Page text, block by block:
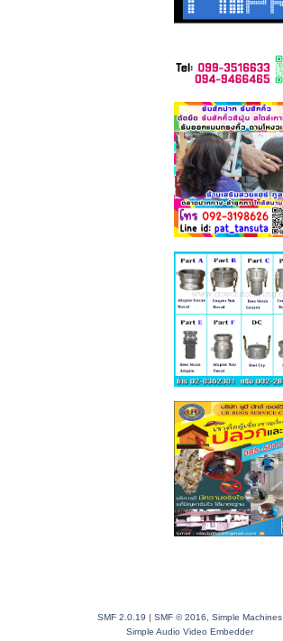
SMF 2.0.19 | SMF © 2016
Simple Machines
Simple Audio Video Embedder